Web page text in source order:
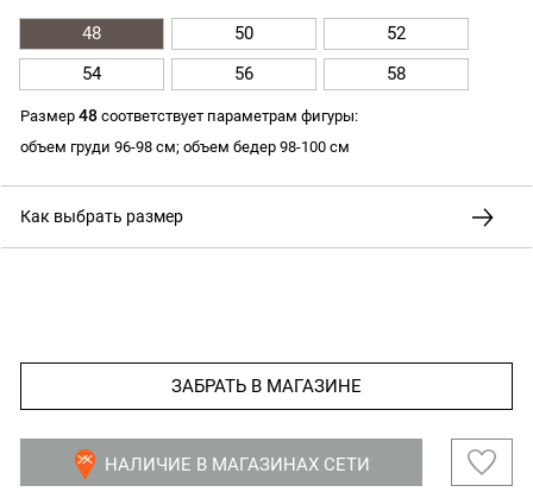
48 50
52
54
56 58
Размер 48 соответствует параметрам фигуры:
объем груди 96-98 см; объем бедер 98-100 см
Как выбрать размер
ЗАБРАТЬ В МАГАЗИНЕ
НАЛИЧИЕ В МАГАЗИНАХ СЕТИ